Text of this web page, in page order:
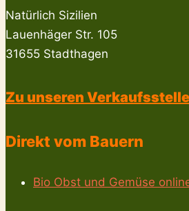
Natürlich Sizilien
Lauenhäger Str. 105
31655 Stadthagen
Zu unseren
Direkt vom Bauern
Bio Obst und Gemüse